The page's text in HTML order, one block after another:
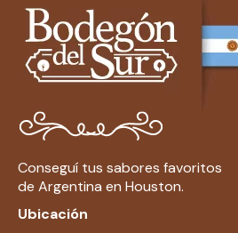
Conseguí tus sabores favoritos
de Argentina en Houston.
Ubicación